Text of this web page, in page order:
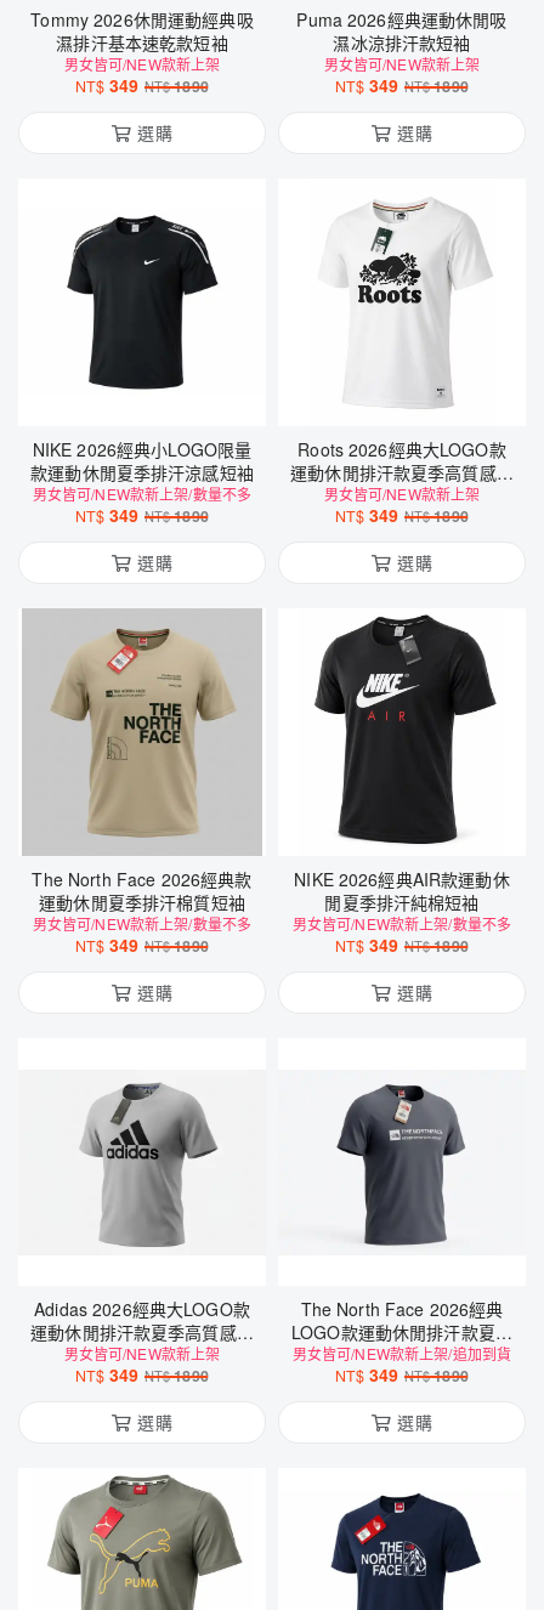
Tommy 2026休閒運動經典吸
濕排汗基本速乾款短袖
男女皆可/NEW款新上架
NT$ 349 NT$1890
選購
Puma 2026經典運動休閒吸
濕冰涼排汗款短袖
男女皆可/NEW款新上架
NT$ 349 NT$1890
選購
NIKE 2026經典小LOGO限量
款運動休閒夏季排汗涼感短袖
男女皆可/NEW款新上架/數量不多
NT$ 349 NT$1890
選購
Roots 2026經典大LOGO款
運動休閒排汗款夏季高質感短
袖
男女皆可/NEW款新上架
NT$ 349 NT$1890
選購
The North Face 2026經典款
運動休閒夏季排汗棉質短袖
男女皆可/NEW款新上架/數量不多
NT$ 349 NT$1890
選購
NIKE 2026經典AIR款運動休
閒夏季排汗純棉短袖
男女皆可/NEW款新上架/數量不多
NT$ 349 NT$1890
選購
Adidas 2026經典大LOGO款
運動休閒排汗款夏季高質感短
袖
男女皆可/NEW款新上架
NT$ 349 NT$1890
選購
The North Face 2026經典
LOGO款運動休閒排汗款夏季
高質感短袖
男女皆可/NEW款新上架/追加到貨
NT$ 349 NT$1890
選購